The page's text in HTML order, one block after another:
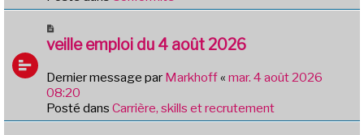
s
g
e
o
v
e
a
u
veille emploi du 4 août 2026
Dernier message par Markhoff« mar. 4 août 2026
08:20
Posté dans Carrière, skills et recrutement